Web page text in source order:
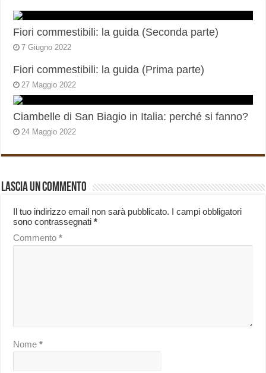
Fiori commestibili: la guida (Seconda parte)
7 Giugno 2022
Fiori commestibili: la guida (Prima parte)
27 Maggio 2022
Ciambelle di San Biagio in Italia: perché si fanno?
24 Maggio 2022
Lascia un commento
Il tuo indirizzo email non sarà pubblicato. I campi obbligatori
sono contrassegnati*
Commento*
Nome*